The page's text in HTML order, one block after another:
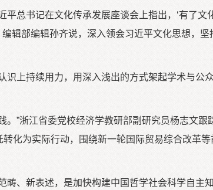
总书记在文化传承发展座谈会上指出，‘有了文
编辑部编辑孙齐说，深入领会习近平文化思想，
上持续用力，用深入浅出的方式架起学术与公
”浙江省委党校经济学教研部副研究员杨志文
化为实际行动，围绕新一轮国际贸易综合改革
、新表述，是加快构建中国哲学社会科学自主